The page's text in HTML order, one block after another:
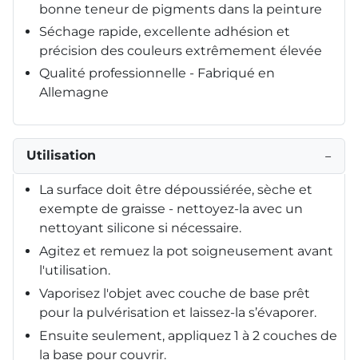
bonne teneur de pigments dans la peinture
Séchage rapide, excellente adhésion et
précision des couleurs extrêmement élevée
Qualité professionnelle - Fabriqué en
Allemagne
Utilisation −
La surface doit être dépoussiérée, sèche et
exempte de graisse - nettoyez-la avec un
nettoyant silicone si nécessaire.
Agitez et remuez la pot soigneusement avant
l'utilisation.
Vaporisez l'objet avec couche de base prêt
pour la pulvérisation et laissez-la s’évaporer.
Ensuite seulement, appliquez 1 à 2 couches de
la base pour couvrir.